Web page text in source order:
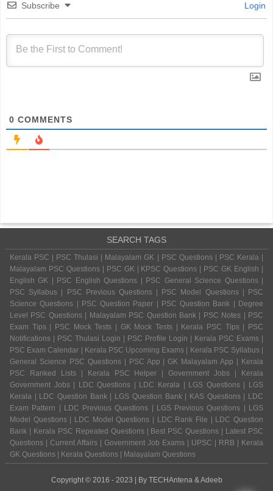
Subscribe Login
0 COMMENTS
SEARCH TAGS
Kerala PSC | PSC Thulasi | Malayalam GK | PSC Questions | PSC Kerala |
Malayalam PSC Questions | PSC GK | KPSC Questions | PSC GK English |
English GK | PSC English Questions | PSC General Science Questions |
PSC Syllabus | PSC Previous Questions | PSC Model Questions | PSC
Science Questions | PSC Question Paper | PSC Question Bank | Degree
Level PSC Questions | Malayalam PSC Question Bank | PSC Notes | PSC
Exam Tips | PSC Mock Tests | GK Mock Tests | Kerala PSC Tips | PSC
Notifications | PSC Thulasi Login | PSC Profile Login | Kerala PSC Exams |
PSC Exam Calendar | Kerala PSC Upcoming Exams | Kerala PSC Syllabus |
General Science PSC Questions | PSC App | GK Malayalam App | Kerala
PSC Ranked Lists | Kerala PSC Helper | Government Jobs | Kerala
Government Jobs | LDC Questions | LDC Kerala | LGS Questions | LGS
Kerala | LDC Question Bank | LGS Question Bank | KAS Questions | LDC
Exam Pattern | LDC Previous Questions | LGS Previous Questions | LGS
Model Questions | LDC Model Questions | LDC Rank File | LDC Question
Bank | Kerala PSC Repeated Questions | Best PSC Questions | Latest PSC
Questions | Current Affairs | Government Job Exams | UPSC | RRB | Kerala
GK Questions | Kerala Questions | Malayalam Questions
Copyright © 2016 - 2023 | By TECHAntena & Adeeb